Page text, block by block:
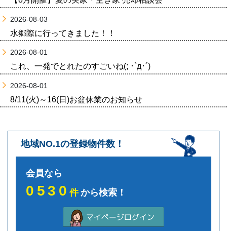
2026-08-03
水郷際に行ってきました！！
2026-08-01
これ、一発でとれたのすごいね(; ･`д･´)
2026-08-01
8/11(火)～16(日)お盆休業のお知らせ
地域NO.1の登録物件数！
会員なら
0530件から検索！